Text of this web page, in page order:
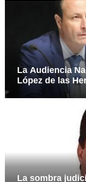
La Audiencia
López de las
presuntas
112,8 millones
La sombra